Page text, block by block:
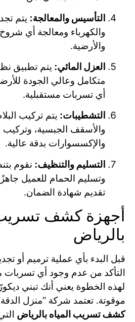
التأسيس والمعالجة: يتم
والكهرباء ومعالجة أي
والأرضية.
العزل المائي: يتم تطبيق
متكامل وعالي الجودة
أي تسربات مستقبلية.
التشطيبات: يتم تركيب
والأسقف الجبسية، وتركيب
والإكسسوارات بدقة عالية.
التسليم والتنظيف: نقوم
وتسليم الحمام للعميل
تقديم شهادة الضمان.
أجهزة كشف تسريب
بالرياض
قبل البدء بأي عملية ترميم أو
التأكد من عدم وجود أي تسربات
لهذه الخطوة يعني أنك تبني
موقوتة. تعتمد شركة “منزل
كشف تسريب المياه بالرياض